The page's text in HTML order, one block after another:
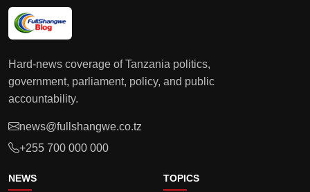
Hard-news coverage of Tanzania politics,
government, parliament, policy, and public
accountability.
news@fullshangwe.co.tz
+255 700 000 000
NEWS TOPICS